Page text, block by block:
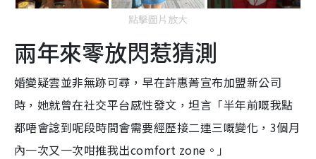
點擊圖片放大
兩年來零放閃惹猜測
婚變疑雲並非無跡可尋，早在許惠菁宣布加盟新公司
時，她就曾在社交平台感性發文，坦言「半年前嘅我點
都唔會諗到呢段時間會需要經歷接二連三嘅變化，3個月
內一次又一次咁推我出comfort zone。」